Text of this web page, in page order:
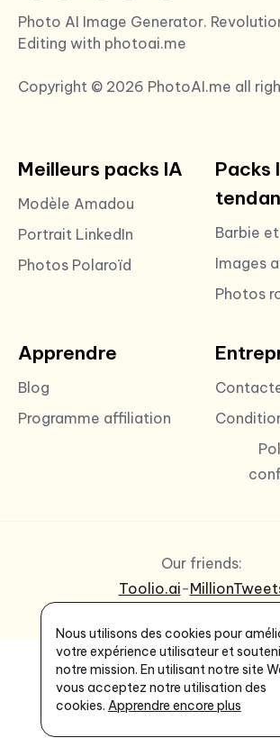
Photo AI Image Generator.
Editing with photoai.me
Copyright © 2026 PhotoAI.me all
Meilleurs packs IA
Modèle Amadou
Portrait LinkedIn
Photos Polaroïd
Packs
Barbie
Images
Photos
Apprendre
Blog
Programme affiliation
Our friends:
Toolio.ai-
Nous utilisons des cookies pour
votre expérience utilisateur et
notre mission. En utilisant notre site
vous acceptez notre utilisation des
cookies. Apprendre encore plus